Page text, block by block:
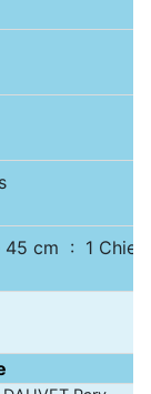
45 cm : 1